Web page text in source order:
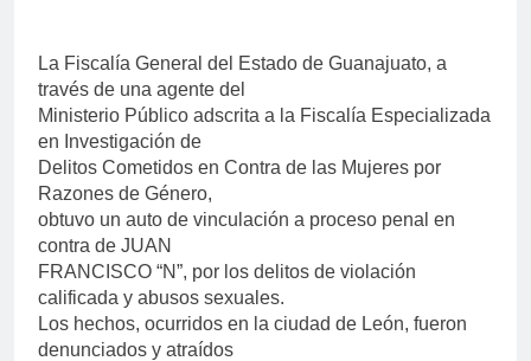
La Fiscalía General del Estado de Guanajuato, a
través de una agente del
Ministerio Público adscrita a la Fiscalía Especializada
en Investigación de
Delitos Cometidos en Contra de las Mujeres por
Razones de Género,
obtuvo un auto de vinculación a proceso penal en
contra de JUAN
FRANCISCO “N”, por los delitos de violación
calificada y abusos sexuales.
Los hechos, ocurridos en la ciudad de León, fueron
denunciados y atraídos